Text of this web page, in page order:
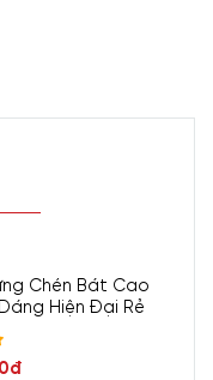
Chén Bát Cao
Hiện Đại Rẻ